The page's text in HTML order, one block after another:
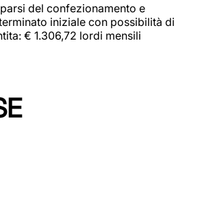
del confezionamento e
iniziale con possibilità di
€ 1.306,72 lordi mensili